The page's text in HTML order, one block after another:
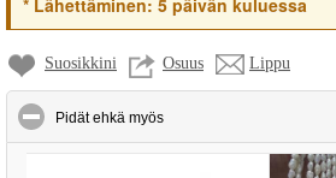
Suosikkini Osuus Lippu
Pidät ehkä myös